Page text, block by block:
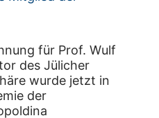
für Prof. Wulf
des Jülicher
wurde jetzt in
der